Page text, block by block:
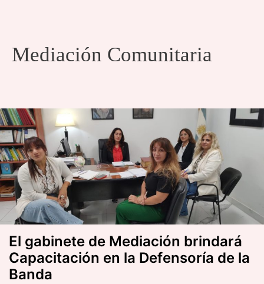
Mediación Comunitaria
El gabinete de Mediación brindará
Capacitación en la Defensoría de la
Banda